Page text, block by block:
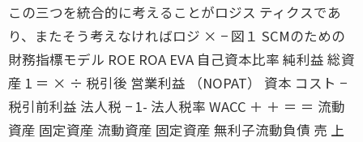
この三つを統合的に考えることがロジス ティクスであ
り、またそう考えなければロジ × − 図１ SCMのための
財務指標モデル ROE ROA EVA 自己資本比率 純利益 総資
産 1 ＝ × ÷ 税引後 営業利益 （NOPAT） 資本 コスト −
税引前利益 法人税 − 1- 法人税率 WACC ＋ ＋ ＝ ＝ 流動
資産 固定資産 流動資産 固定資産 無利子流動負債 売 上